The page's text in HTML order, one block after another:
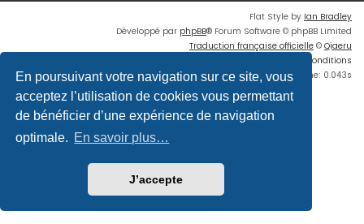
En poursuivant votre navigation sur ce site, vous
acceptez l’utilisation de cookies vous permettant
de bénéficier d’une expérience de navigation
optimale. En savoir plus…
J’accepte
Flat Style by Ian Bradley
Développé par phpBB® Forum Software © phpBB Limited
Traduction française officielle © Qiaeru
Conditions
Time: 0.043s